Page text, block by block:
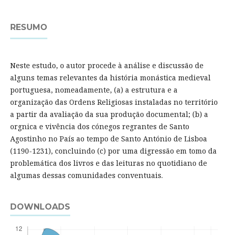
RESUMO
Neste estudo, o autor procede à análise e discussão de
alguns temas relevantes da história monástica medieval
portuguesa, nomeadamente, (a) a estrutura e a
organização das Ordens Religiosas instaladas no território
a partir da avaliação da sua produção documental; (b) a
orgnica e vivência dos cónegos regrantes de Santo
Agostinho no País ao tempo de Santo António de Lisboa
(1190-1231), concluindo (c) por uma digressão em tomo da
problemática dos livros e das leituras no quotidiano de
algumas dessas comunidades conventuais.
DOWNLOADS